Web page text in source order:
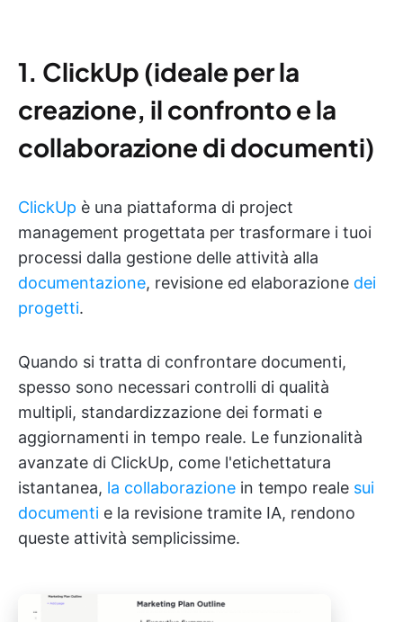
1. ClickUp (ideale per la
creazione, il confronto e la
collaborazione di documenti)
ClickUp è una piattaforma di project
management progettata per trasformare i tuoi
processi dalla gestione delle attività alla
documentazione, revisione ed elaborazione dei
progetti.
Quando si tratta di confrontare documenti,
spesso sono necessari controlli di qualità
multipli, standardizzazione dei formati e
aggiornamenti in tempo reale. Le funzionalità
avanzate di ClickUp, come l'etichettatura
istantanea, la collaborazione in tempo reale sui
documenti e la revisione tramite IA, rendono
queste attività semplicissime.